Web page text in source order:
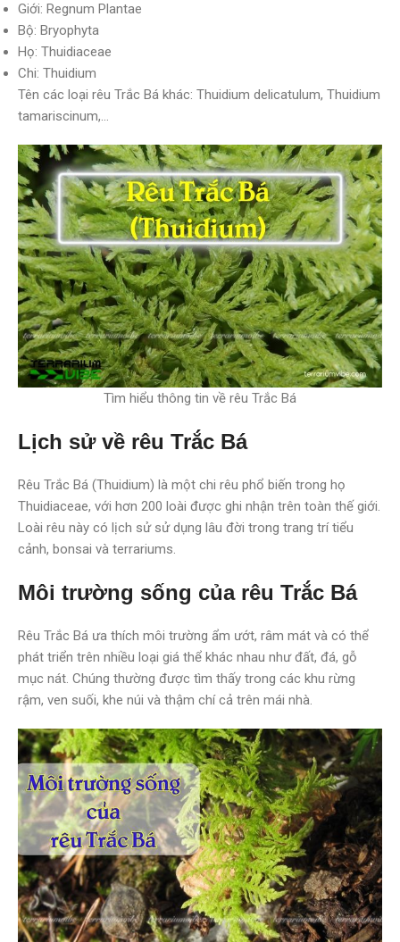
Giới: Regnum Plantae
Bộ: Bryophyta
Họ: Thuidiaceae
Chi: Thuidium
Tên các loại rêu Trắc Bá khác: Thuidium delicatulum, Thuidium
tamariscinum,…
Tìm hiểu thông tin về rêu Trắc Bá
Lịch sử về rêu Trắc Bá
Rêu Trắc Bá (Thuidium) là một chi rêu phổ biến trong họ
Thuidiaceae, với hơn 200 loài được ghi nhận trên toàn thế giới.
Loài rêu này có lịch sử sử dụng lâu đời trong trang trí tiểu
cảnh, bonsai và terrariums.
Môi trường sống của rêu Trắc Bá
Rêu Trắc Bá ưa thích môi trường ẩm ướt, râm mát và có thể
phát triển trên nhiều loại giá thể khác nhau như đất, đá, gỗ
mục nát. Chúng thường được tìm thấy trong các khu rừng
rậm, ven suối, khe núi và thậm chí cả trên mái nhà.